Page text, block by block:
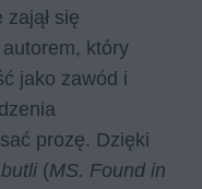
się
który
jako zawód i
prozę. Dzięki
(MS. Found in